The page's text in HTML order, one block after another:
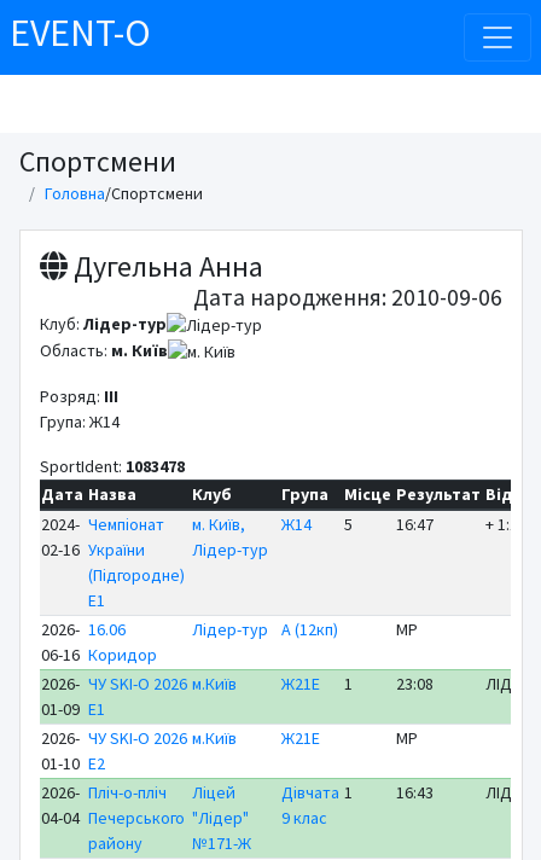
EVENT-O
Спортсмени
Головна/Спортсмени
Дугельна Анна
Дата народження: 2010-09-06
Клуб: Лідер-тур
Область: м. Київ
Розряд: III
Група: Ж14
SportIdent: 1083478
Дата Назва Клуб Група Місце Результат Відст
2024-
02-16
Чемпіонат
України
(Підгородне)
E1
м. Київ,
Лідер-тур
Ж14 5 16:47 + 1:18
2026-
06-16
16.06
Коридор
Лідер-тур A (12кп) MP
2026-
01-09
ЧУ SKI-O 2026
E1
м.Київ Ж21Е 1 23:08 ЛІДЕР
2026-
01-10
ЧУ SKI-O 2026
E2
м.Київ Ж21Е MP
2026-
04-04
Пліч-о-пліч
Печерського
району
Ліцей
"Лідер"
№171-Ж
Дівчата
9 клас
1 16:43 ЛІДЕР